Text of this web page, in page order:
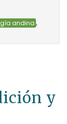
andina ,
y